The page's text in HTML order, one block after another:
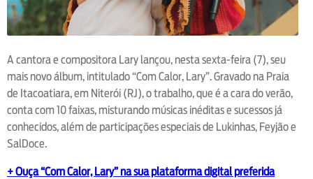
A cantora e compositora Lary lançou, nesta sexta-feira (7), seu
mais novo álbum, intitulado “Com Calor, Lary”. Gravado na Praia
de Itacoatiara, em Niterói (RJ), o trabalho, que é a cara do verão,
conta com 10 faixas, misturando músicas inéditas e sucessos já
conhecidos, além de participações especiais de Lukinhas, Feyjão e
SalDoce.
+ Ouça “Com Calor, Lary” na sua plataforma digital preferida